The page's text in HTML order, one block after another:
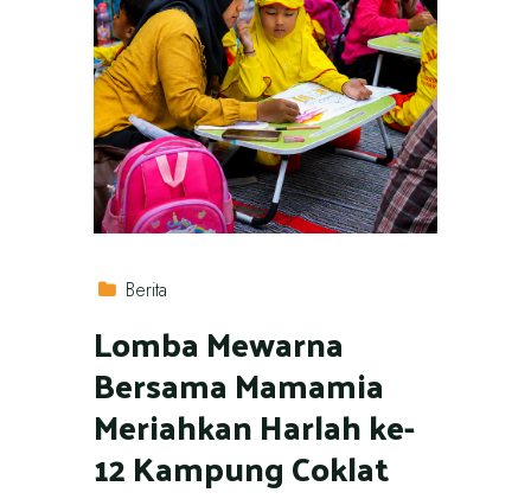
Berita
Lomba Mewarna
Bersama Mamamia
Meriahkan Harlah ke-
12 Kampung Coklat